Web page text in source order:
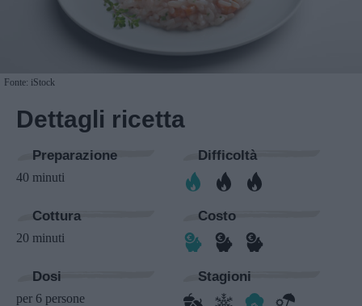
Fonte: iStock
Dettagli ricetta
Preparazione
40 minuti
Difficoltà
Cottura
20 minuti
Costo
Dosi
per 6 persone
Stagioni